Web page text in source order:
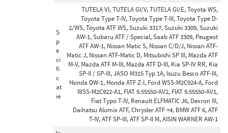
S
p
e
ci
fi
c
at
ie
TUTELA VI, TUTELA GI/V, TUTELA GI/E, Toyota WS,
Toyota Type T-IV, Toyota Type T-III, Toyota Type D-
2/WS, Toyota ATF WS, Suzuki 3317, Suzuki 3309, Suzuki
AW-1, Subaru ATF / Special, Saab ATF 3309, Peugeot
ATF AW-1, Nissan Matic S, Nissan C/D/J, Nissan ATF-
Matic J, Nissan ATF-Matic D, Mitsubishi SP III, Mazda ATF
M-V, Mazda ATF M-III, Mazda ATF D-III, Kia SP-IV RR, Kia
SP-II / SP-III, JASO M315 Typ 1A, Isuzu Besco ATF-III,
Honda DW-1, Honda ATF Z-I, Ford WSS-M2C924-A, Ford
WSS-M2C922-A1, FIAT 9.55550-AV2, FIAT 9.55550-AV1,
Fiat Typo T-IV, Renault ELFMATIC J6, Dexron III,
Daihatsu Alumix ATF, Chrysler ATF +4, BMW ATF 6, ATF
T-IV, ATF SP-III, ATF SP-II M, AISIN WARNER AW-1